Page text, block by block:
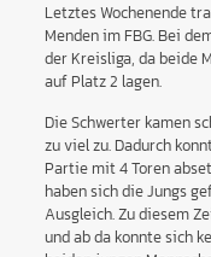
Letztes Wochenende
Menden im FBG. Bei
der Kreisliga, da beide
auf Platz 2 lagen.
Die Schwerter kamen
zu viel zu. Dadurch
Partie mit 4 Toren
haben sich die Jungs
Ausgleich. Zu diesem
und ab da konnte sich